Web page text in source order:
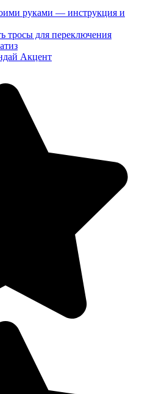
руками — инструкция и
тросы для переключения
Акцент